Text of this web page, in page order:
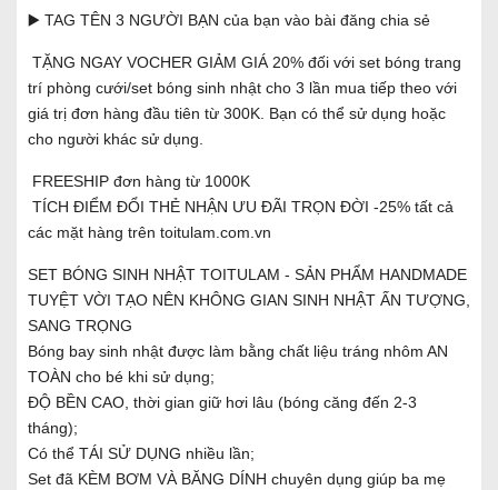
▶️ TAG TÊN 3 NGƯỜI BẠN của bạn vào bài đăng chia sẻ
TẶNG NGAY VOCHER GIẢM GIÁ 20% đối với set bóng trang
trí phòng cưới/set bóng sinh nhật cho 3 lần mua tiếp theo với
giá trị đơn hàng đầu tiên từ 300K. Bạn có thể sử dụng hoặc
cho người khác sử dụng.
FREESHIP đơn hàng từ 1000K
TÍCH ĐIỂM ĐỔI THẺ NHẬN ƯU ĐÃI TRỌN ĐỜI -25% tất cả
các mặt hàng trên toitulam.com.vn
SET BÓNG SINH NHẬT TOITULAM - SẢN PHẨM HANDMADE
TUYỆT VỜI TẠO NÊN KHÔNG GIAN SINH NHẬT ẤN TƯỢNG,
SANG TRỌNG
Bóng bay sinh nhật được làm bằng chất liệu tráng nhôm AN
TOÀN cho bé khi sử dụng;
ĐỘ BỀN CAO, thời gian giữ hơi lâu (bóng căng đến 2-3
tháng);
Có thể TÁI SỬ DỤNG nhiều lần;
Set đã KÈM BƠM VÀ BĂNG DÍNH chuyên dụng giúp ba mẹ